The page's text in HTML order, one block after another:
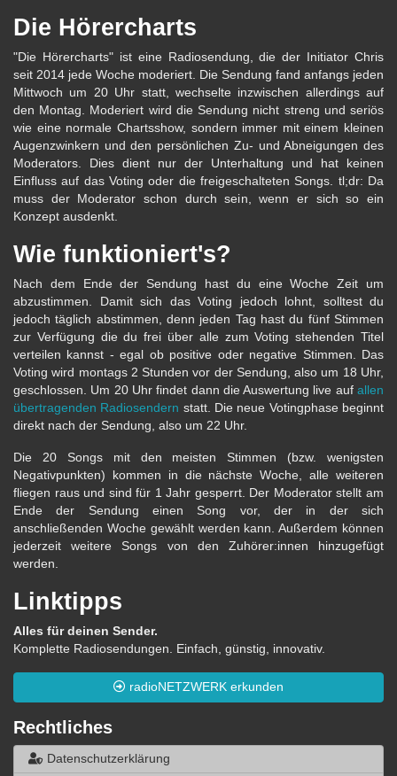
Die Hörercharts
"Die Hörercharts" ist eine Radiosendung, die der Initiator Chris
seit 2014 jede Woche moderiert. Die Sendung fand anfangs jeden
Mittwoch um 20 Uhr statt, wechselte inzwischen allerdings auf
den Montag. Moderiert wird die Sendung nicht streng und seriös
wie eine normale Chartsshow, sondern immer mit einem kleinen
Augenzwinkern und den persönlichen Zu- und Abneigungen des
Moderators. Dies dient nur der Unterhaltung und hat keinen
Einfluss auf das Voting oder die freigeschalteten Songs. tl;dr: Da
muss der Moderator schon durch sein, wenn er sich so ein
Konzept ausdenkt.
Wie funktioniert's?
Nach dem Ende der Sendung hast du eine Woche Zeit um
abzustimmen. Damit sich das Voting jedoch lohnt, solltest du
jedoch täglich abstimmen, denn jeden Tag hast du fünf Stimmen
zur Verfügung die du frei über alle zum Voting stehenden Titel
verteilen kannst - egal ob positive oder negative Stimmen. Das
Voting wird montags 2 Stunden vor der Sendung, also um 18 Uhr,
geschlossen. Um 20 Uhr findet dann die Auswertung live auf allen
übertragenden Radiosendern statt. Die neue Votingphase beginnt
direkt nach der Sendung, also um 22 Uhr.
Die 20 Songs mit den meisten Stimmen (bzw. wenigsten
Negativpunkten) kommen in die nächste Woche, alle weiteren
fliegen raus und sind für 1 Jahr gesperrt. Der Moderator stellt am
Ende der Sendung einen Song vor, der in der sich
anschließenden Woche gewählt werden kann. Außerdem können
jederzeit weitere Songs von den Zuhörer:innen hinzugefügt
werden.
Linktipps
Alles für deinen Sender.
Komplette Radiosendungen. Einfach, günstig, innovativ.
radioNETZWERK erkunden
Rechtliches
Datenschutzerklärung